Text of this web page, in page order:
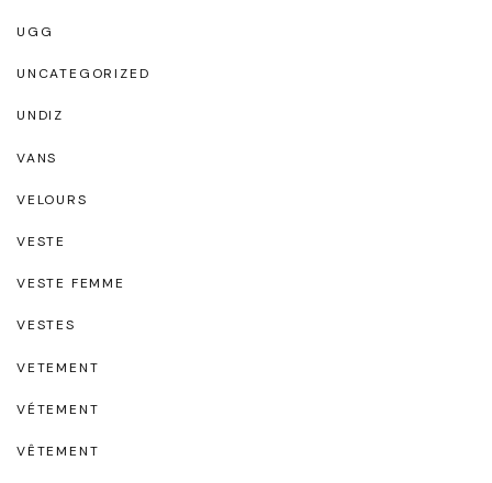
UGG
UNCATEGORIZED
UNDIZ
VANS
VELOURS
VESTE
VESTE FEMME
VESTES
VETEMENT
VÉTEMENT
VÊTEMENT